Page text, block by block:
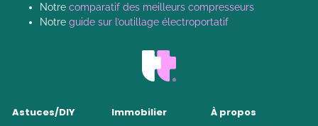
Notre comparatif des meilleurs compresseurs
Notre guide sur l’outillage électroportatif
Astuces/DIY
Immobilier
À propos